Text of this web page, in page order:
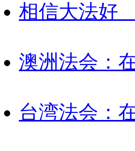
相信大法好
澳洲法会：
台湾法会：